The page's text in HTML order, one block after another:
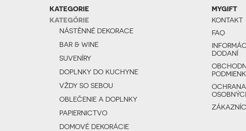
KATEGORIE
KATEGÓRIE
NÁSTĚNNÉ DEKORACE
BAR & WINE
SUVENÍRY
DOPLNKY DO KUCHYNE
VŽDY SO SEBOU
OBLEČENIE A DOPLNKY
PAPIERNICTVO
DOMOVÉ DEKORÁCIE
MYGIFT
KONTAKT
FAQ
DODANÍ
OCHRANA